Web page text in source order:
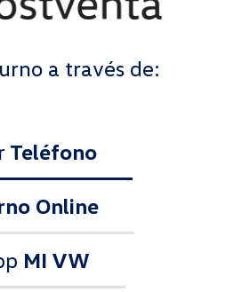
a través de:
Teléfono
Online
MI VW